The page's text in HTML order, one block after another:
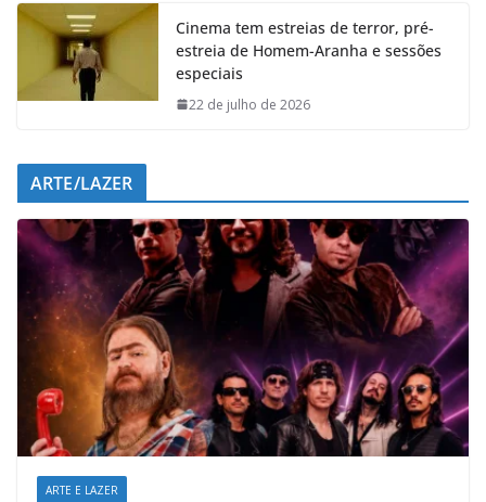
Cinema tem estreias de terror, pré-
estreia de Homem-Aranha e sessões
especiais
22 de julho de 2026
ARTE/LAZER
ARTE E LAZER